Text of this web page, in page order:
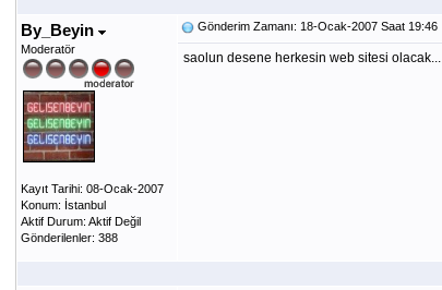
By_Beyin
Moderatör
Kayıt Tarihi: 08-Ocak-2007
Konum: İstanbul
Aktif Durum: Aktif Değil
Gönderilenler: 388
Gönderim Zamanı: 18-Ocak-2007 Saat 19:46
saolun desene herkesin web sitesi olacak...